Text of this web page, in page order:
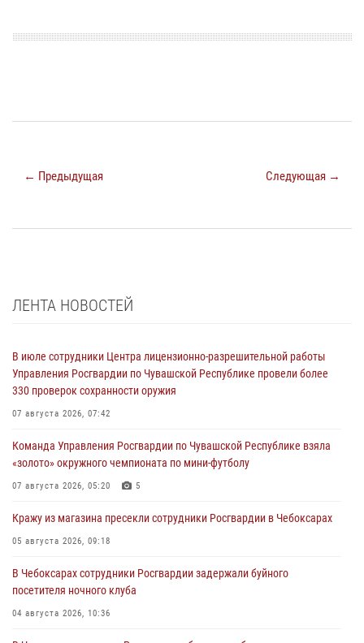
← Предыдущая Следующая →
ЛЕНТА НОВОСТЕЙ
В июле сотрудники Центра лицензионно-разрешительной работы
Управления Росгвардии по Чувашской Республике провели более
330 проверок сохранности оружия
07 августа 2026, 07:42
Команда Управления Росгвардии по Чувашской Республике взяла
«золото» окружного чемпионата по мини-футболу
07 августа 2026, 05:20 5
Кражу из магазина пресекли сотрудники Росгвардии в Чебоксарах
05 августа 2026, 09:18
В Чебоксарах сотрудники Росгвардии задержали буйного
посетителя ночного клуба
04 августа 2026, 10:36